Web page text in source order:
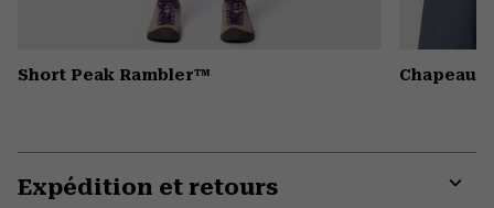
Short Peak Rambler™ Chapeau
Expédition et retours